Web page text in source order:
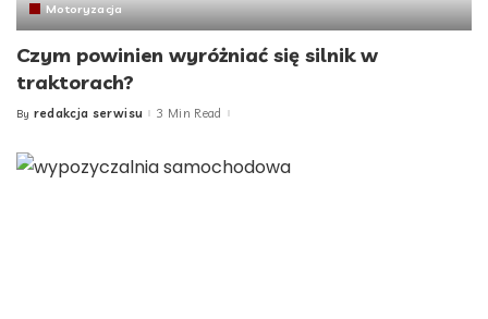
Motoryzacja
Czym powinien wyróżniać się silnik w
traktorach?
Posted
By redakcja serwisu 3 Min Read